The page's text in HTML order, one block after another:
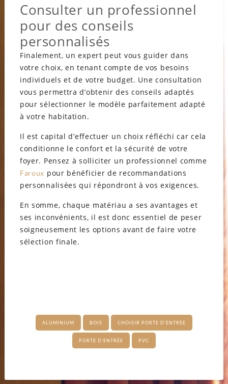
Consulter un professionnel
pour des conseils
personnalisés
Finalement, un expert peut vous guider dans
votre choix, en tenant compte de vos besoins
individuels et de votre budget. Une consultation
vous permettra d’obtenir des conseils adaptés
pour sélectionner le modèle parfaitement adapté
à votre habitation.
Il est capital d’effectuer un choix réfléchi car cela
conditionne le confort et la sécurité de votre
foyer. Pensez à solliciter un professionnel comme
Faroux pour bénéficier de recommandations
personnalisées qui répondront à vos exigences.
En somme, chaque matériau a ses avantages et
ses inconvénients, il est donc essentiel de peser
soigneusement les options avant de faire votre
sélection finale.
ALUMINIUM BOIS CHOISIR PORTE D'ENTRÉE
PORTE D'ENTRÉE PVC